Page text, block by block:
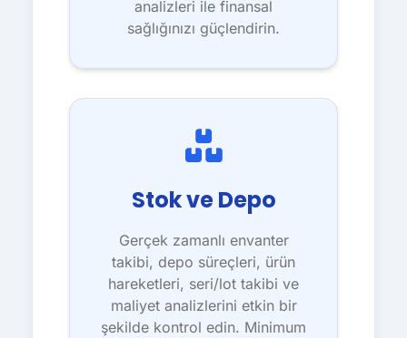
analizleri ile finansal
sağlığınızı güçlendirin.
Stok ve Depo
Gerçek zamanlı envanter
takibi, depo süreçleri, ürün
hareketleri, seri/lot takibi ve
maliyet analizlerini etkin bir
şekilde kontrol edin. Minimum